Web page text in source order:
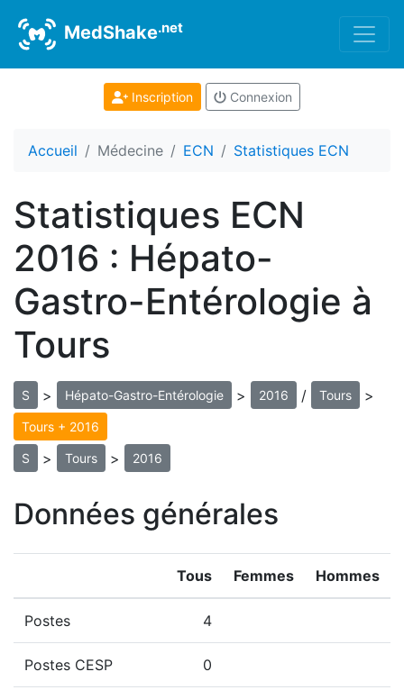
MedShake.net
Inscription Connexion
Accueil Médecine ECN Statistiques ECN
Statistiques ECN
2016 : Hépato-
Gastro-Entérologie à
Tours
S > Hépato-Gastro-Entérologie > 2016 / Tours >
Tours + 2016
S > Tours > 2016
Données générales
Tous Femmes Hommes
Postes 4
Postes CESP 0